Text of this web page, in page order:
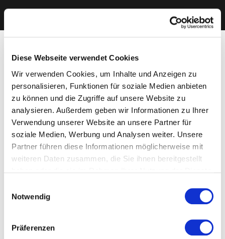
Diese Webseite verwendet Cookies
Wir verwenden Cookies, um Inhalte und Anzeigen zu
personalisieren, Funktionen für soziale Medien anbieten
zu können und die Zugriffe auf unsere Website zu
analysieren. Außerdem geben wir Informationen zu Ihrer
Verwendung unserer Website an unsere Partner für
soziale Medien, Werbung und Analysen weiter. Unsere
Partner führen diese Informationen möglicherweise mit
weiteren Daten zusammen, die Sie ihnen bereitgestellt
Cookies, wenn Sie unsere Webseite weiterhin nutzen.
Notwendig
Präferenzen